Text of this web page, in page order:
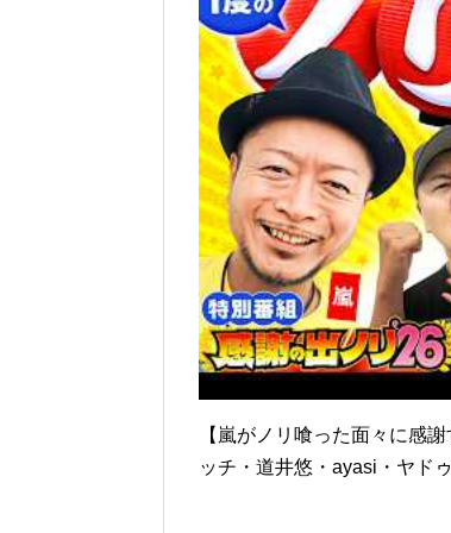
【嵐がノリ喰った面々に感
ッチ・道井悠・ayasi・ヤドゥ